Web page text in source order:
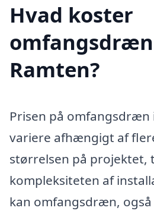
Hvad koster
Ramten?
Prisen på omfangsdræn
variere afhængigt af
størrelsen på projektet,
kompleksiteten af
kan omfangsdræn,